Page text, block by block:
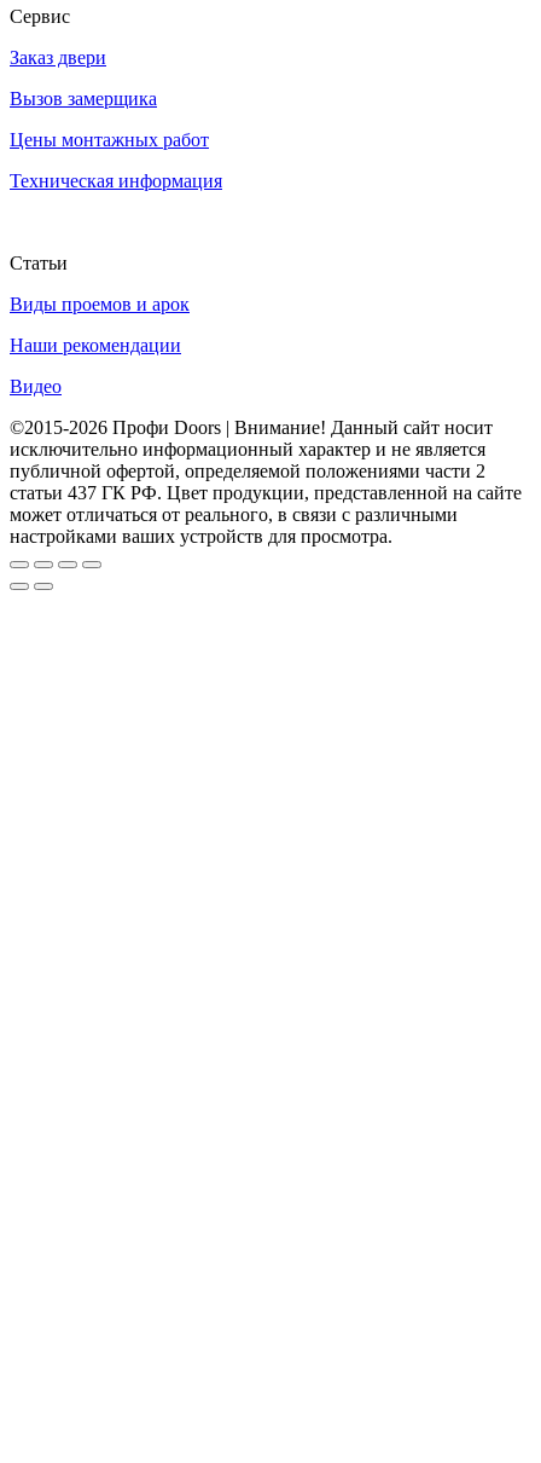
Сервис
Заказ двери
Вызов замерщика
Цены монтажных работ
Техническая информация
Статьи
Виды проемов и арок
Наши рекомендации
Видео
©2015-2026 Профи Doors | Внимание! Данный сайт носит
исключительно информационный характер и не является
публичной офертой, определяемой положениями части 2
статьи 437 ГК РФ. Цвет продукции, представленной на сайте
может отличаться от реального, в связи с различными
настройками ваших устройств для просмотра.